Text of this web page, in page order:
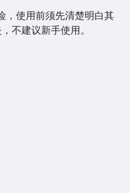
，使用前须先清楚明白其
不建议新手使用。